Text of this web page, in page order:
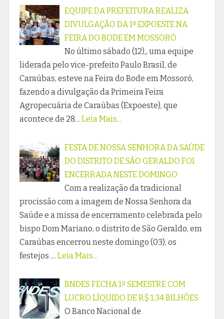
EQUIPE DA PREFEITURA REALIZA
DIVULGAÇÃO DA 1ª EXPOESTE NA
FEIRA DO BODE EM MOSSORÓ
No último sábado (12),, uma equipe
liderada pelo vice-prefeito Paulo Brasil, de
Caraúbas, esteve na Feira do Bode em Mossoró,
fazendo a divulgação da Primeira Feira
Agropecuária de Caraúbas (Expoeste), que
acontece de 28… Leia Mais...
FESTA DE NOSSA SENHORA DA SAÚDE
DO DISTRITO DE SÃO GERALDO FOI
ENCERRADA NESTE DOMINGO
Com a realização da tradicional
procissão com a imagem de Nossa Senhora da
Saúde e a missa de encerramento celebrada pelo
bispo Dom Mariano, o distrito de São Geraldo, em
Caraúbas encerrou neste domingo (03), os
festejos … Leia Mais...
BNDES FECHA 1º SEMESTRE COM
LUCRO LÍQUIDO DE R$ 1,34 BILHÕES
O Banco Nacional de